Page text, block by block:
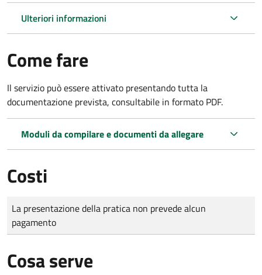
Ulteriori informazioni
Come fare
Il servizio può essere attivato presentando tutta la
documentazione prevista, consultabile in formato PDF.
Moduli da compilare e documenti da allegare
Costi
Tipo di pagamento
Importo
La presentazione della pratica non prevede alcun
pagamento
Cosa serve